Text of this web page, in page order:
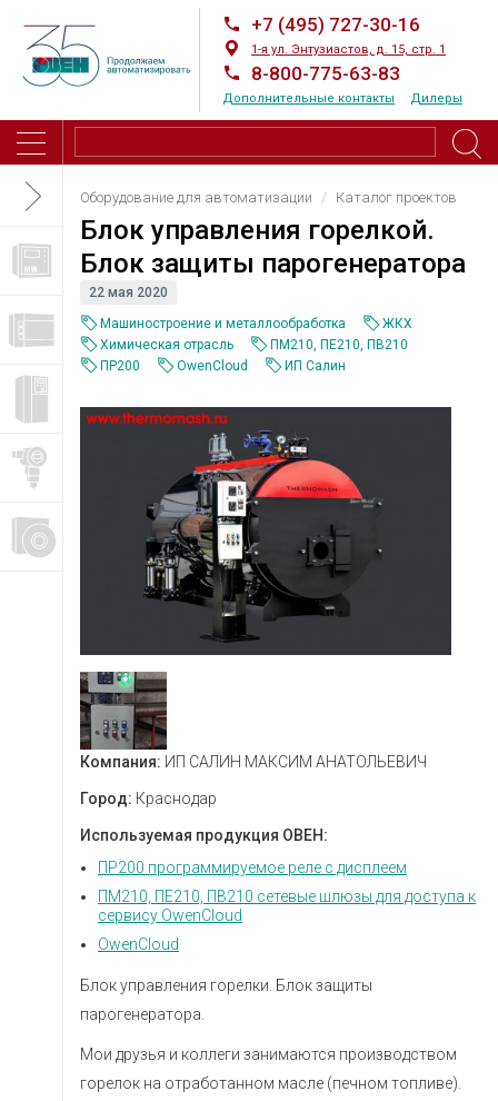
+7 (495) 727-30-16
1-я ул. Энтузиастов, д. 15, стр. 1
8-800-775-63-83
Дополнительные контакты Дилеры
Оборудование для автоматизации Каталог проектов
Блок управления горелкой.
Блок защиты парогенератора
22 мая 2020
Машиностроение и металлообработка
ЖКХ
Химическая отрасль
ПМ210, ПЕ210, ПВ210
ПР200
OwenCloud ИП Салин
Компания: ИП САЛИН МАКСИМ АНАТОЛЬЕВИЧ
Город: Краснодар
Используемая продукция ОВЕН:
ПР200 программируемое реле с дисплеем
ПМ210, ПЕ210, ПВ210 сетевые шлюзы для доступа к
сервису OwenCloud
OwenCloud
Блок управления горелки. Блок защиты
парогенератора.
Мои друзья и коллеги занимаются производством
горелок на отработанном масле (печном топливе).